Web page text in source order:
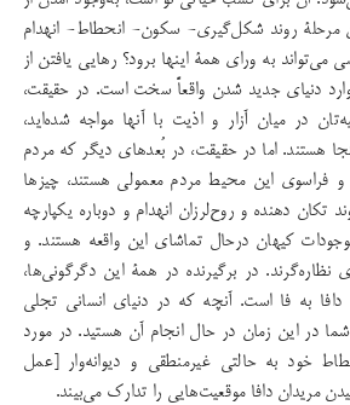
مرحلۀ روند شكل‌گیری- سكون- انحطاط- انهدام
به ورای همۀ اینها برود؟ رهایی یافتن از
دنیای جدید شدن واقعاً سخت است. در حقیقت،
در میان آزار و اذیت با آنها مواجه شده‌اید،
هستند. اما در حقیقت، در بُعدهای دیگر كه مردم
و فراسوی این محیط مردم معمولی هستند، چیزها
تكان دهنده و روح‌لرزان انهدام و دوباره یكپارچه
كیهان درحال تماشای این واقعه هستند. و
نظاره‌گرند. در برگیرنده در همۀ این دگرگونی‌ها،
دافا به فا است. آنچه كه در دنیای انسانی تجلی
در این زمان در حال انجام آن هستید. در مورد
خود به حالتی غیرمنطقی و دیوانه‌وار [عمل
مریدان دافا موقعیت‌هایی را تدارك می‌بیند.